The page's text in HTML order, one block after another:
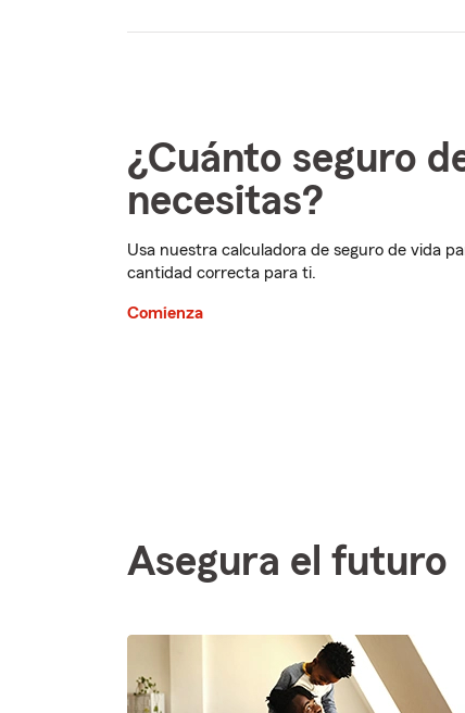
¿Cuánto seguro
necesitas?
Usa nuestra calculadora de seguro de vida
cantidad correcta para ti.
Comienza
Asegura el futuro